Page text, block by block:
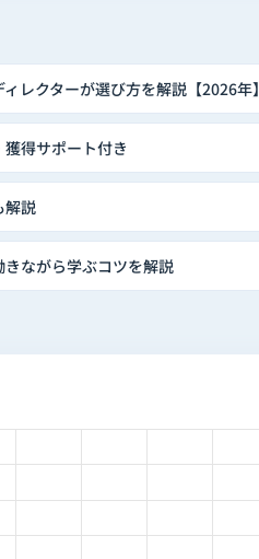
レクターが選び方を解説【2026年】
得サポート付き
解説
ながら学ぶコツを解説